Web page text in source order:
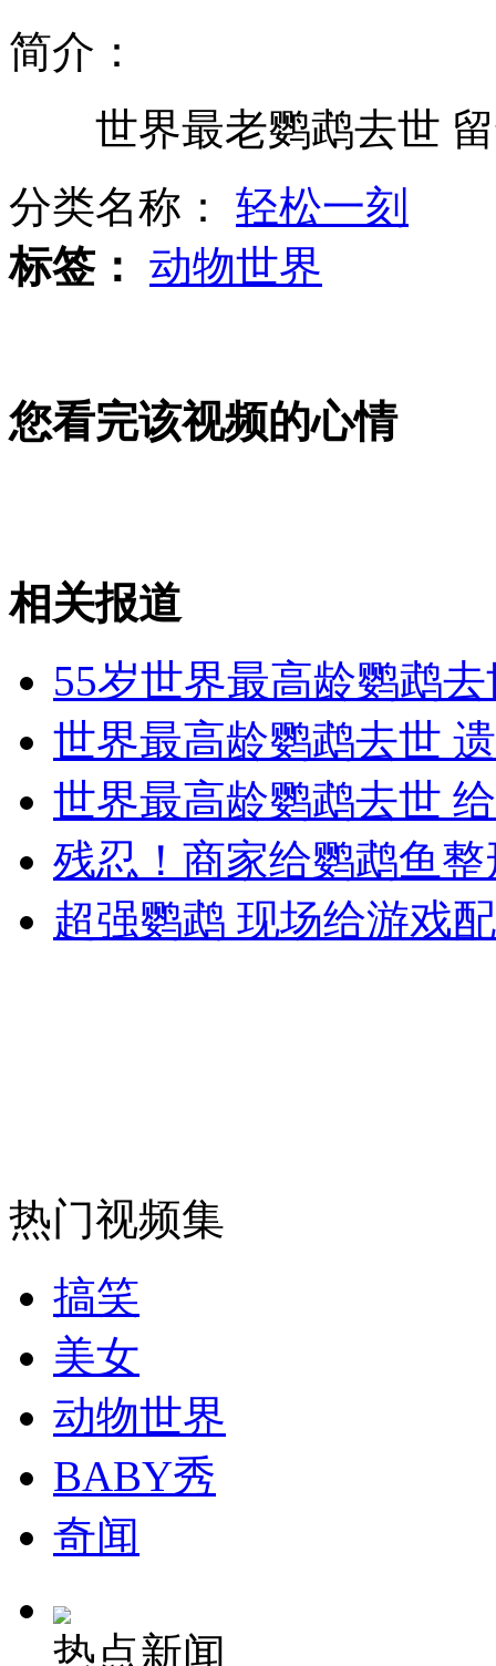
台外事部门：在钓鱼岛问题上寸土不让
湄公河惨案:已备8组证据40万字报告
大广高速在建隧道塌方 16人被困
山西运城恶犬咬伤多人 警民合力深夜将其击毙
女孩北京地铁殴打老人 痛下狠手拳打脚踢
无痛分娩是否安全 医生回应
外交部：反对强权政治霸凌主义
外交部：有关国家言论片面不公正
纽约上演“枕头大战”
司机酒驾遇交警 急速倒车逃窜
简介：
世界最老鹦鹉去世 留
分类名称： 轻松一刻
标签： 动物世界
您看完该视频的心情
相关报道
55岁世界最高龄鹦鹉
世界最高龄鹦鹉去世
世界最高龄鹦鹉去世
残忍！商家给鹦鹉鱼
超强鹦鹉 现场给游戏
热门视频集
搞笑
美女
动物世界
BABY秀
奇闻
热点新闻